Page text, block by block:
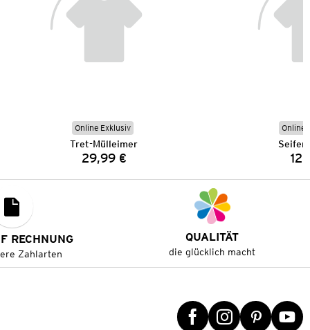
Online Exklusiv
Tret-Mülleimer
Preis:
29,99 €
Online
RECHNUNG
Zahlarten
QUALITÄT
die glücklich macht